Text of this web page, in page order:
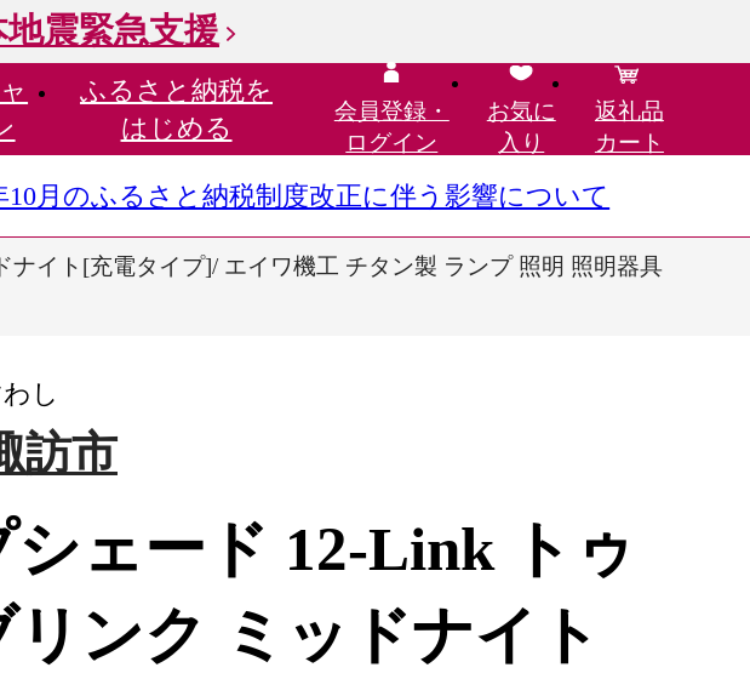
地震緊急支援
ふるさと納税を
はじめる
会員登録・
ログイン
お気に
入り
返礼品
カート
10月のふるさと納税制度改正に伴う影響について
イト[充電タイプ]/ エイワ機工 チタン製 ランプ 照明 照明器具
し
訪市
シェード 12-Link トゥ
リンク ミッドナイト